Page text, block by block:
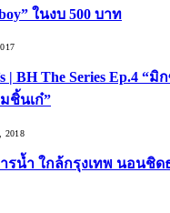
ในงบ 500 บาท
| BH The Series Ep.4
ชิ้นเก๋”
2018
รน้ำ ใกล้กรุงเทพ นอนชิ